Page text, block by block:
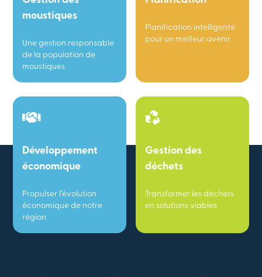
moustiques
Une gestion responsable
de la population de
moustiques
Planification intelligente
pour un meilleur avenir
Développement
économique
Propulser l’évolution
économique de notre
région
Gestion des
déchets
Transformer les déchets
en solutions viables